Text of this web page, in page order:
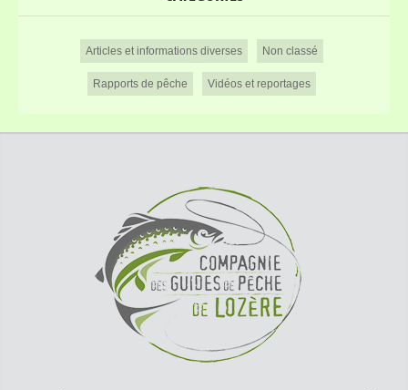
Articles et informations diverses Non classé
Rapports de pêche Vidéos et reportages